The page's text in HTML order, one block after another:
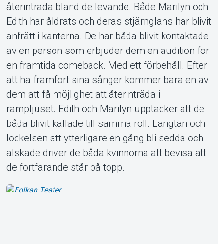
Om Tickster
återinträda bland de levande. Både Marilyn och
Edith har åldrats och deras stjärnglans har blivit
anfrätt i kanterna. De har båda blivit kontaktade
av en person som erbjuder dem en audition för
en framtida comeback. Med ett förbehåll. Efter
att ha framfört sina sånger kommer bara en av
dem att få möjlighet att återinträda i
rampljuset. Edith och Marilyn upptäcker att de
båda blivit kallade till samma roll. Längtan och
lockelsen att ytterligare en gång bli sedda och
älskade driver de båda kvinnorna att bevisa att
de fortfarande står på topp.